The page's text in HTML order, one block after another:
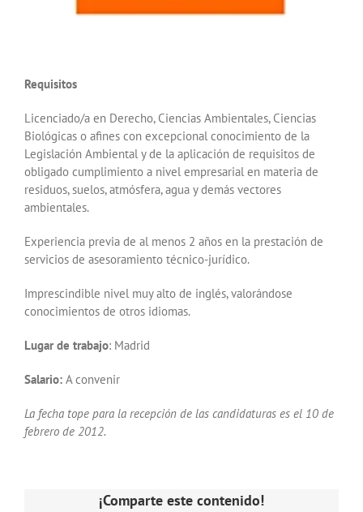
Requisitos
Licenciado/a en Derecho, Ciencias Ambientales, Ciencias
Biológicas o afines con excepcional conocimiento de la
Legislación Ambiental y de la aplicación de requisitos de
obligado cumplimiento a nivel empresarial en materia de
residuos, suelos, atmósfera, agua y demás vectores
ambientales.
Experiencia previa de al menos 2 años en la prestación de
servicios de asesoramiento técnico-jurídico.
Imprescindible nivel muy alto de inglés, valorándose
conocimientos de otros idiomas.
Lugar de trabajo: Madrid
Salario: A convenir
La fecha tope para la recepción de las candidaturas es el 10 de
febrero de 2012.
¡Comparte este contenido!